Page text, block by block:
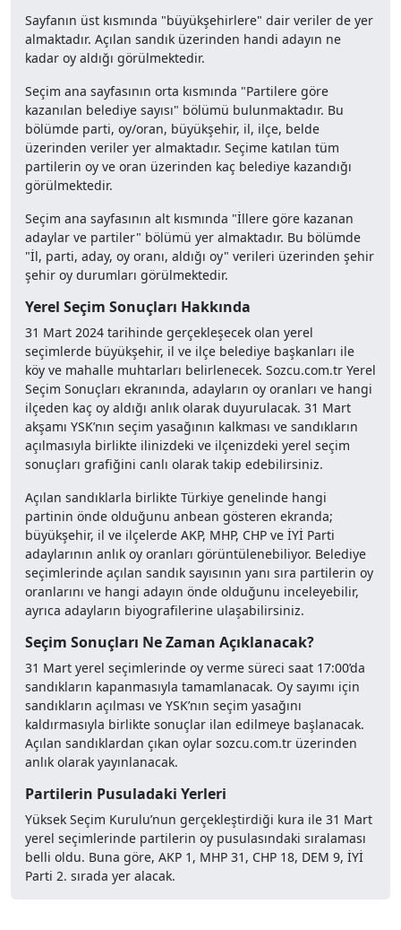
Sayfanın üst kısmında "büyükşehirlere" dair veriler de yer
almaktadır. Açılan sandık üzerinden handi adayın ne
kadar oy aldığı görülmektedir.
Seçim ana sayfasının orta kısmında "Partilere göre
kazanılan belediye sayısı" bölümü bulunmaktadır. Bu
bölümde parti, oy/oran, büyükşehir, il, ilçe, belde
üzerinden veriler yer almaktadır. Seçime katılan tüm
partilerin oy ve oran üzerinden kaç belediye kazandığı
görülmektedir.
Seçim ana sayfasının alt kısmında "İllere göre kazanan
adaylar ve partiler" bölümü yer almaktadır. Bu bölümde
"İl, parti, aday, oy oranı, aldığı oy" verileri üzerinden şehir
şehir oy durumları görülmektedir.
Yerel Seçim Sonuçları Hakkında
31 Mart 2024 tarihinde gerçekleşecek olan yerel
seçimlerde büyükşehir, il ve ilçe belediye başkanları ile
köy ve mahalle muhtarları belirlenecek. Sozcu.com.tr Yerel
Seçim Sonuçları ekranında, adayların oy oranları ve hangi
ilçeden kaç oy aldığı anlık olarak duyurulacak. 31 Mart
akşamı YSK’nın seçim yasağının kalkması ve sandıkların
açılmasıyla birlikte ilinizdeki ve ilçenizdeki yerel seçim
sonuçları grafiğini canlı olarak takip edebilirsiniz.
Açılan sandıklarla birlikte Türkiye genelinde hangi
partinin önde olduğunu anbean gösteren ekranda;
büyükşehir, il ve ilçelerde AKP, MHP, CHP ve İYİ Parti
adaylarının anlık oy oranları görüntülenebiliyor. Belediye
seçimlerinde açılan sandık sayısının yanı sıra partilerin oy
oranlarını ve hangi adayın önde olduğunu inceleyebilir,
ayrıca adayların biyografilerine ulaşabilirsiniz.
Seçim Sonuçları Ne Zaman Açıklanacak?
31 Mart yerel seçimlerinde oy verme süreci saat 17:00’da
sandıkların kapanmasıyla tamamlanacak. Oy sayımı için
sandıkların açılması ve YSK’nın seçim yasağını
kaldırmasıyla birlikte sonuçlar ilan edilmeye başlanacak.
Açılan sandıklardan çıkan oylar sozcu.com.tr üzerinden
anlık olarak yayınlanacak.
Partilerin Pusuladaki Yerleri
Yüksek Seçim Kurulu’nun gerçekleştirdiği kura ile 31 Mart
yerel seçimlerinde partilerin oy pusulasındaki sıralaması
belli oldu. Buna göre, AKP 1, MHP 31, CHP 18, DEM 9, İYİ
Parti 2. sırada yer alacak.